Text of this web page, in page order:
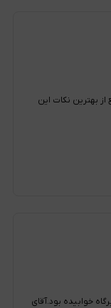
بهترین نکات این
خوابیده بود.آقای